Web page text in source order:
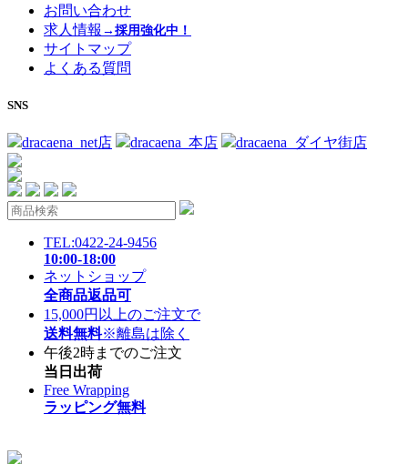
お問い合わせ
求人情報 →採用強化中！
サイトマップ
よくある質問
SNS
dracaena_net店 dracaena_本店 dracaena_ダイヤ街店
TEL:0422-24-9456
10:00-18:00
ネットショップ
全商品返品可
15,000円以上のご注文で
送料無料※離島は除く
午後2時までのご注文
当日出荷
Free Wrapping
ラッピング無料